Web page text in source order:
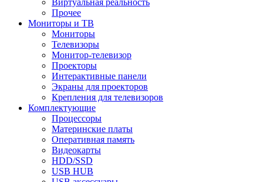
Виртуальная реальность
Прочее
Мониторы и ТВ
Мониторы
Телевизоры
Монитор-телевизор
Проекторы
Интерактивные панели
Экраны для проекторов
Крепления для телевизоров
Комплектующие
Процессоры
Материнские платы
Оперативная память
Видеокарты
HDD/SSD
USB HUB